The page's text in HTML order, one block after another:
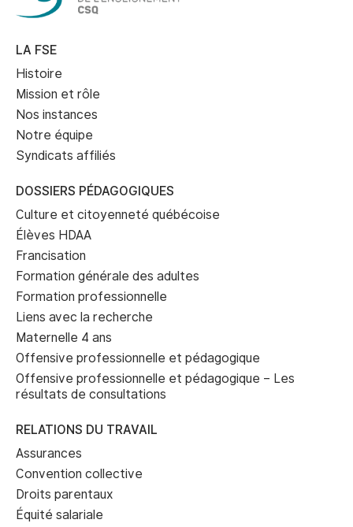
LA FSE
Histoire
Mission et rôle
Nos instances
Notre équipe
Syndicats affiliés
DOSSIERS PÉDAGOGIQUES
Culture et citoyenneté québécoise
Élèves HDAA
Francisation
Formation générale des adultes
Formation professionnelle
Liens avec la recherche
Maternelle 4 ans
Offensive professionnelle et pédagogique
Offensive professionnelle et pédagogique – Les
résultats de consultations
RELATIONS DU TRAVAIL
Assurances
Convention collective
Droits parentaux
Équité salariale